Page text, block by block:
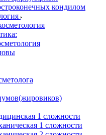
кондилом
1 сложности
1 сложности